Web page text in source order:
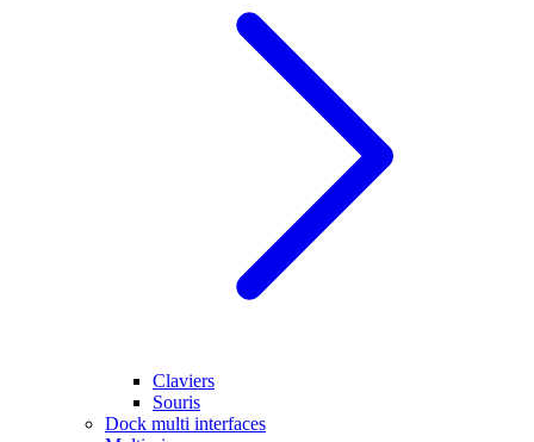
Claviers
Souris
Dock multi interfaces